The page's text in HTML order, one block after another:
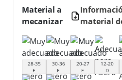
Material a
mecanizar
material
28-35
E
30-36
E
20-27
E
12-20
D